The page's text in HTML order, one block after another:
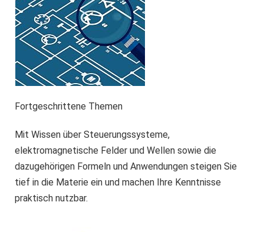
Fortgeschrittene Themen
Mit Wissen über Steuerungssysteme,
elektromagnetische Felder und Wellen sowie die
dazugehörigen Formeln und Anwendungen steigen Sie
tief in die Materie ein und machen Ihre Kenntnisse
praktisch nutzbar.